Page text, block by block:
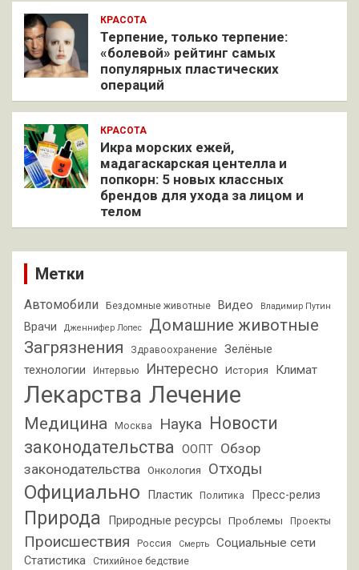
КРАСОТА
Терпение, только терпение:
«болевой» рейтинг самых
популярных пластических
операций
КРАСОТА
Икра морских ежей,
мадагаскарская центелла и
попкорн: 5 новых классных
брендов для ухода за лицом и
телом
Метки
Автомобили Бездомные животные Видео Владимир Путин
Врачи Дженнифер Лопес
Домашние животные
Загрязнения
Здравоохранение
Зелёные
технологии
Интервью Интересно История Климат
Лекарства Лечение
Медицина Москва Наука Новости
законодательства
ООПТ Обзор
законодательства
Онкология Отходы
Официально Пластик Политика Пресс-релиз
Природа Природные ресурсы Проблемы Проекты
Происшествия Россия Смерть Социальные сети
Статистика Стихийное бедствие